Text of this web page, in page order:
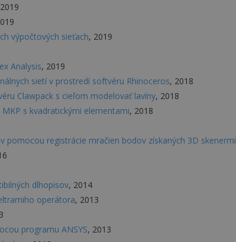
výpočtových sieťach, 2019
Analysis, 2019
sietí v prostredí softvéru Rhinoceros, 2018
Clawpack s cieľom modelovať lavíny, 2018
s kvadratickými elementami, 2018
registrácie mračien bodov získaných 3D skenermi
dlhopisov, 2014
operátora, 2013
programu ANSYS, 2013